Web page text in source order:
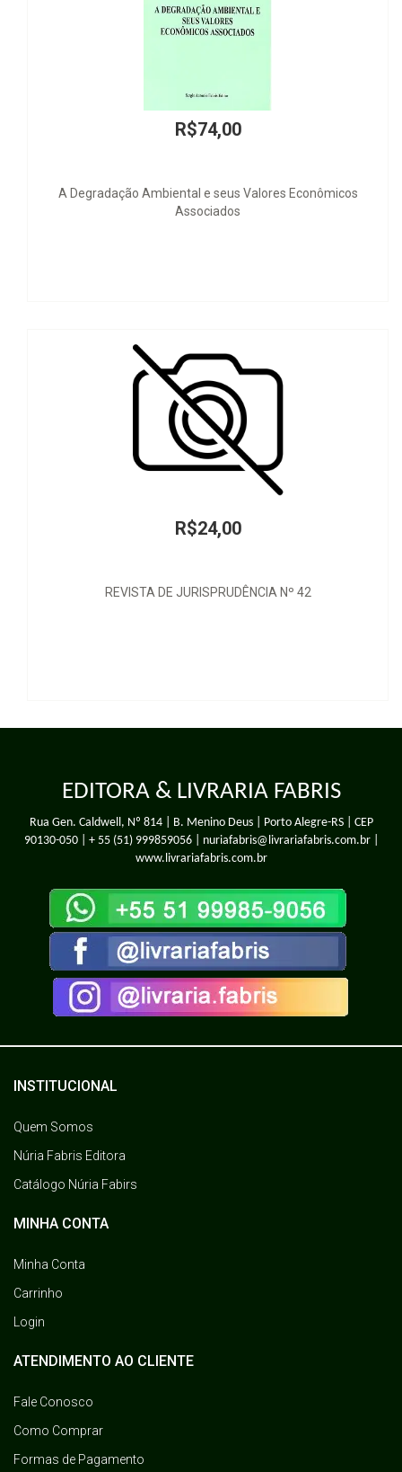
Ambiental e seus Valores Econômicos
DE JURISPRUDÊNCIA Nº 42
La Política
EDITORA & LIVRARIA FABRIS
Rua Gen. Caldwell, Nº 814 | B. Menino Deus | Porto Alegre-RS | CEP
90130-050 | + 55 (51) 999859056| nuriafabris@livrariafabris.com.br |
www.livrariafabris.com.br
INSTITUCIONAL
Quem Somos
Núria Fabris Editora
Catálogo Núria Fabirs
MINHA CONTA
Minha Conta
Carrinho
Login
ATENDIMENTO AO CLIENTE
Fale Conosco
Como Comprar
Formas de Pagamento